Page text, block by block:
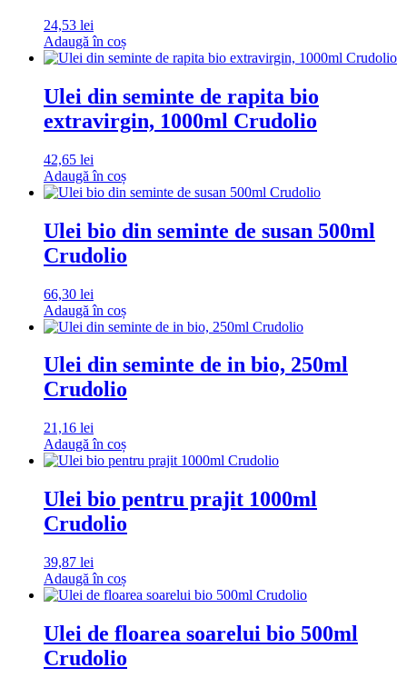
24,53 lei
Adaugă în coș
Ulei din seminte de rapita bio
extravirgin, 1000ml Crudolio
42,65 lei
Adaugă în coș
Ulei bio din seminte de susan 500ml
Crudolio
66,30 lei
Adaugă în coș
Ulei din seminte de in bio, 250ml
Crudolio
21,16 lei
Adaugă în coș
Ulei bio pentru prajit 1000ml
Crudolio
39,87 lei
Adaugă în coș
Ulei de floarea soarelui bio 500ml
Crudolio